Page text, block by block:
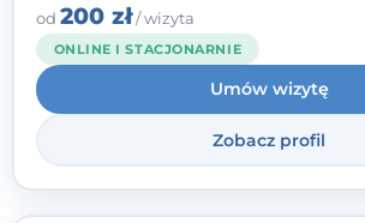
rozwiązania trudnych
identyfikowanie i
oraz mocnych stron
pracy korzystam także z
motywacyjnego i treningu
od 200 zł/ wizyta
ONLINE I STACJONARNIE
Umów wizytę
Zobacz profil